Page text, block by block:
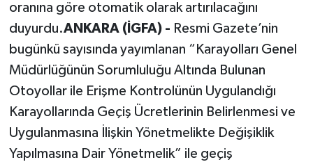
oranına göre otomatik olarak artırılacağını
duyurdu.ANKARA (İGFA) - Resmi Gazete’nin
bugünkü sayısında yayımlanan “Karayolları Genel
Müdürlüğünün Sorumluluğu Altında Bulunan
Otoyollar ile Erişme Kontrolünün Uygulandığı
Karayollarında Geçiş Ücretlerinin Belirlenmesi ve
Uygulanmasına İlişkin Yönetmelikte Değişiklik
Yapılmasına Dair Yönetmelik” ile geçiş